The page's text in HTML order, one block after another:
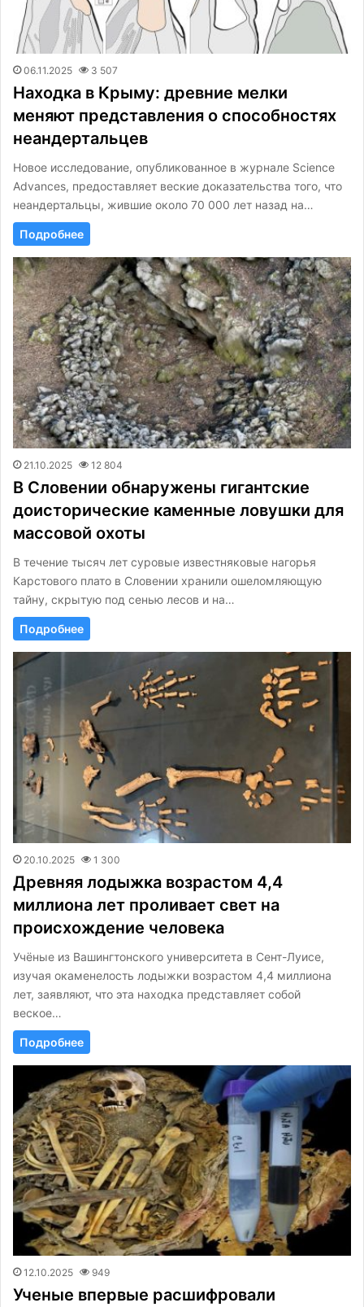
06.11.2025 3 507
Находка в Крыму: древние мелки
меняют представления о способностях
неандертальцев
Новое исследование, опубликованное в журнале Science
Advances, предоставляет веские доказательства того, что
неандертальцы, жившие около 70 000 лет назад на…
Подробнее
21.10.2025 12 804
В Словении обнаружены гигантские
доисторические каменные ловушки для
массовой охоты
В течение тысяч лет суровые известняковые нагорья
Карстового плато в Словении хранили ошеломляющую
тайну, скрытую под сенью лесов и на…
Подробнее
20.10.2025 1 300
Древняя лодыжка возрастом 4,4
миллиона лет проливает свет на
происхождение человека
Учёные из Вашингтонского университета в Сент-Луисе,
изучая окаменелость лодыжки возрастом 4,4 миллиона
лет, заявляют, что эта находка представляет собой
веское…
Подробнее
12.10.2025 949
Ученые впервые расшифровали